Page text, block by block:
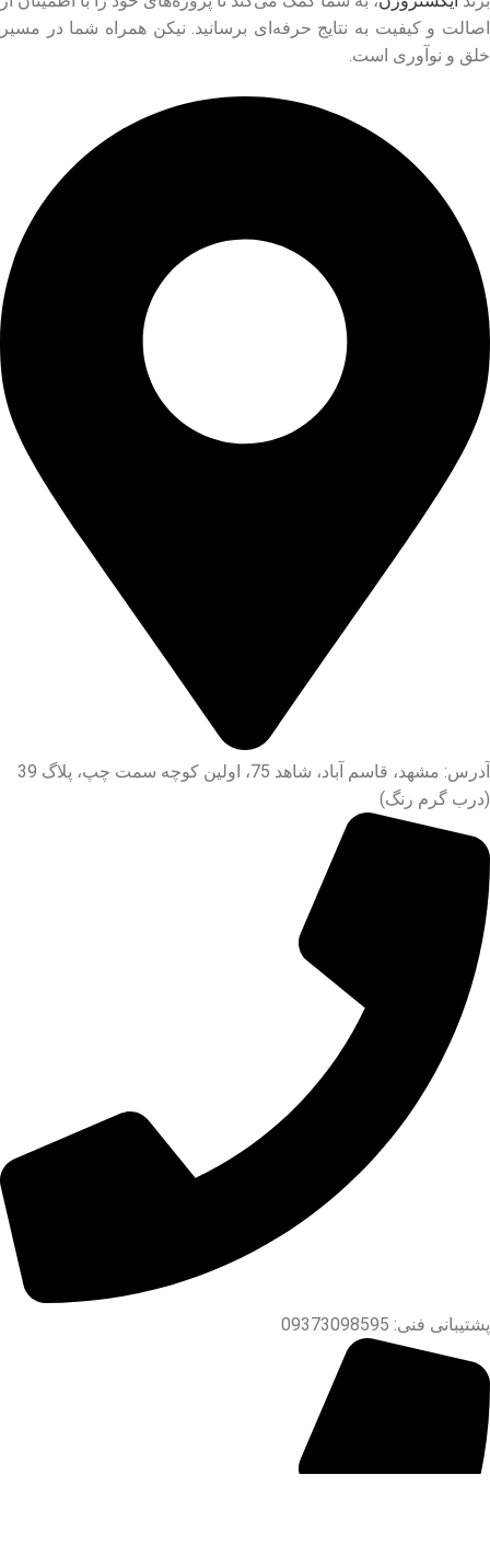
اصالت و کیفیت به نتایج حرفه‌ای برسانید. نیکن همراه شما در مسیر
خلق و نوآوری است.
آدرس: مشهد، قاسم آباد، شاهد 75، اولین کوچه سمت چپ، پلاگ 39
(درب گرم رنگ)
پشتیبانی فنی: 09373098595